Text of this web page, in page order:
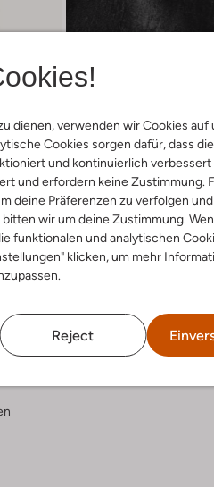
dienen, verwenden wir Cookies auf
Cookies sorgen dafür, dass
und kontinuierlich verbessert
und erfordern keine Zustimmung.
deine Präferenzen zu verfolgen
wir um deine Zustimmung.
funktionalen und analytischen
klicken, um mehr
Reject
& Rückgabe
&
bei 30
Nicht in